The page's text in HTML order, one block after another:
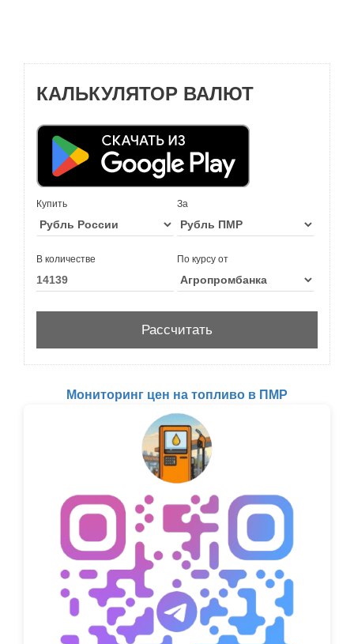
КАЛЬКУЛЯТОР ВАЛЮТ
Купить За
В количестве По курсу от
Мониторинг цен на топливо в ПМР